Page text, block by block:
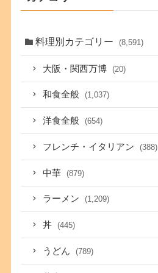
料理別カテゴリー (8,591)
大阪・関西万博 (20)
和食全般 (1,037)
洋食全般 (654)
フレンチ・イタリアン (388)
中華 (879)
ラーメン (1,209)
丼 (445)
うどん (789)